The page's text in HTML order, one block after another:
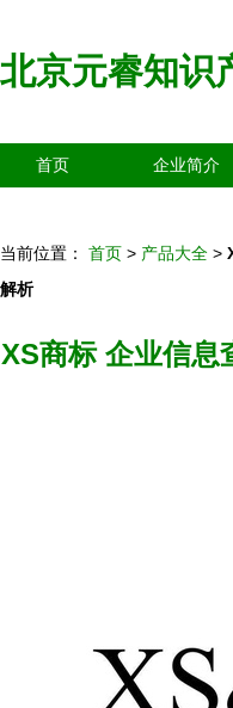
北京元睿知识
首页 企业简介
当前位置： 首页 > 产品大全 >
解析
XS商标 企业信息